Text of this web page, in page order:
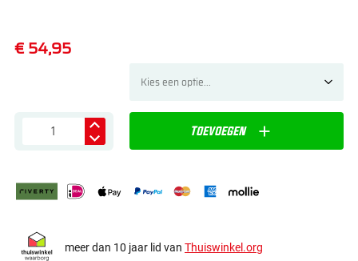
afbeeldingen-
afbeeldingen-
€ 54,95
Toevoegen
meer dan 10 jaar lid van Thuiswinkel.org